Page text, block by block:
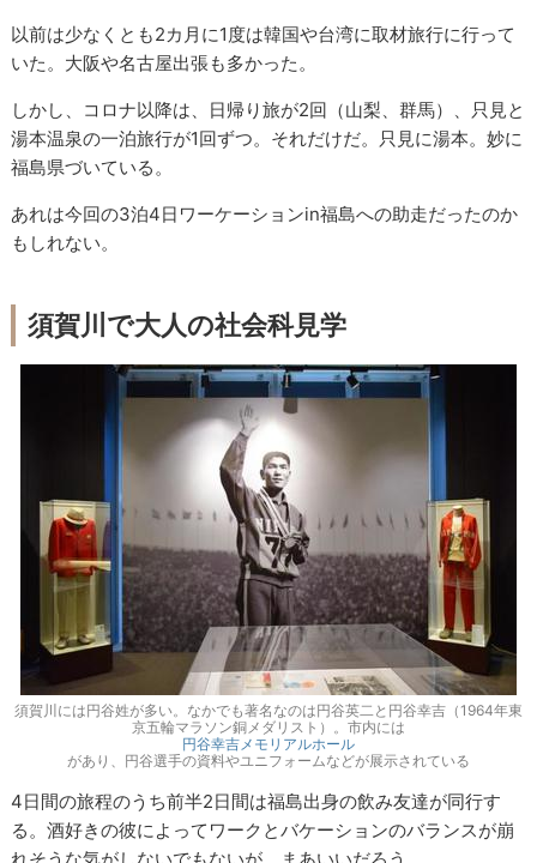
以前は少なくとも2カ月に1度は韓国や台湾に取材旅行に行って
いた。大阪や名古屋出張も多かった。
しかし、コロナ以降は、日帰り旅が2回（山梨、群馬）、只見と
湯本温泉の一泊旅行が1回ずつ。それだけだ。只見に湯本。妙に
福島県づいている。
あれは今回の3泊4日ワーケーションin福島への助走だったのか
もしれない。
須賀川で大人の社会科見学
須賀川には円谷姓が多い。なかでも著名なのは円谷英二と円谷幸吉（1964年東
京五輪マラソン銅メダリスト）。市内には
円谷幸吉メモリアルホール
があり、円谷選手の資料やユニフォームなどが展示されている
4日間の旅程のうち前半2日間は福島出身の飲み友達が同行す
る。酒好きの彼によってワークとバケーションのバランスが崩